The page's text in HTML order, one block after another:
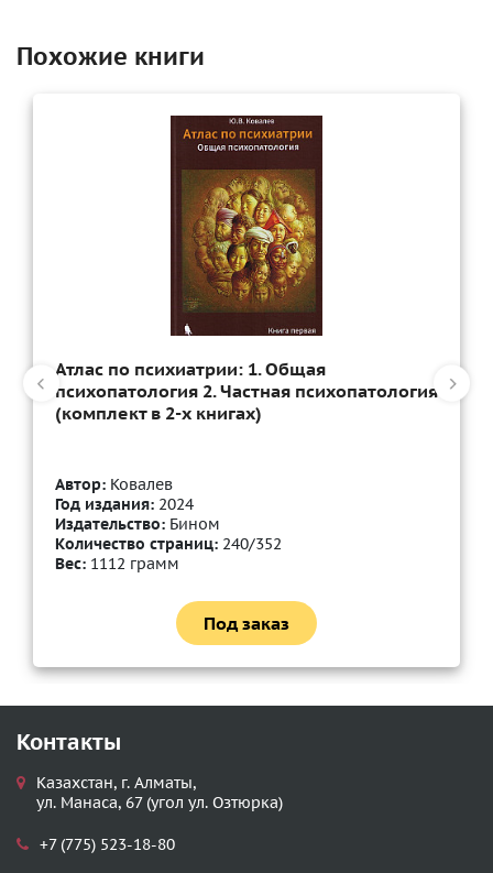
Похожие книги
Атлас по психиатрии: 1. Общая
психопатология 2. Частная психопатология
(комплект в 2-х книгах)
Автор: Ковалев
Год издания: 2024
Издательство: Бином
Количество страниц: 240/352
Вес: 1112 грамм
Под заказ
Контакты
Казахстан, г. Алматы,
ул. Манаса, 67 (угол ул. Озтюрка)
+7 (775) 523-18-80